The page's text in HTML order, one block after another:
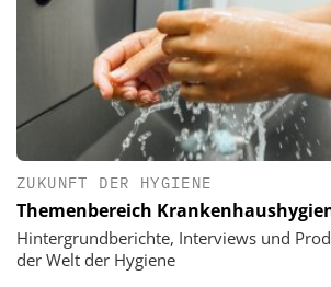
ZUKUNFT DER HYGIENE
Themenbereich
Hintergrundberichte, Interviews und
der Welt der Hygiene